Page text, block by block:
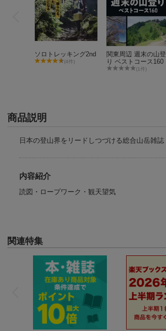
ソロトレッキング2nd
(4件)
関東周辺 週末の山登
り ベストコース160
(1件)
商品説明
日本の登山界をリードしつづける総合山岳雑誌
内容紹介
読図・ロープワーク・観天望気
関連特集